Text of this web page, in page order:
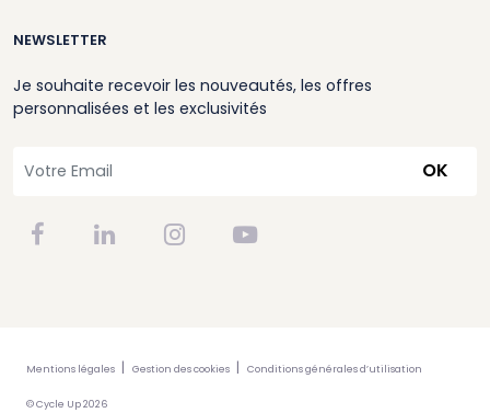
NEWSLETTER
Je souhaite recevoir les nouveautés, les offres
personnalisées et les exclusivités
OK
Mentions légales Gestion des cookies Conditions générales d’utilisation
© Cycle Up 2026